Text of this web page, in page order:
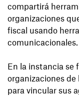
compartirá
organizaciones
fiscal usando
comunicacionales.
En la instancia se
organizaciones
para vincular sus